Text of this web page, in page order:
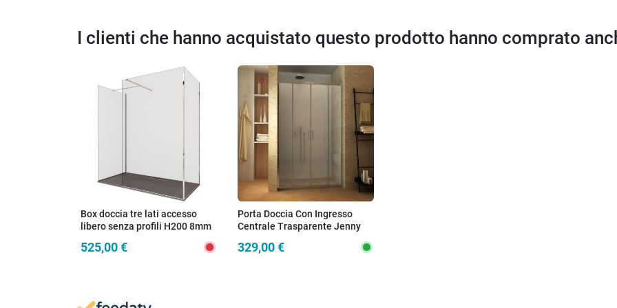
I clienti che hanno acquistato questo prodotto hanno comprato
Box doccia tre lati accesso
libero senza profili H200 8mm
525,00 €
Porta Doccia Con Ingresso
Centrale Trasparente Jenny
329,00 €